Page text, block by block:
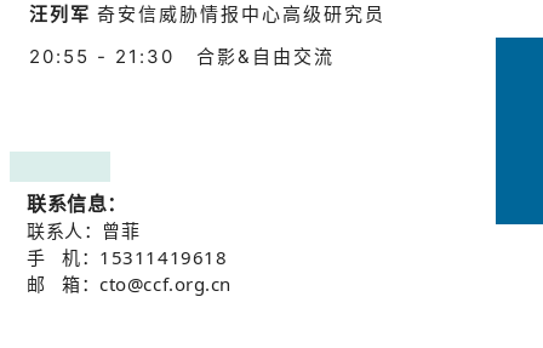
汪列军 奇安信威胁情报中心高级研究员
20:55 - 21:30 合影&自由交流
联系信息：
联系人：曾菲
手 机：15311419618
邮 箱：cto@ccf.org.cn